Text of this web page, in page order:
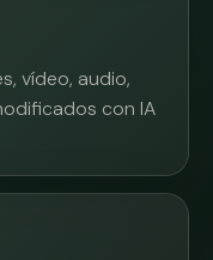
vídeo, audio,
con IA